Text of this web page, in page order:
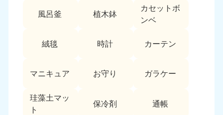
風呂釜 植木鉢
カセットボ
ンベ
絨毯 時計 カーテン
マニキュア お守り ガラケー
珪藻土マッ
ト
保冷剤 通帳
香川県
050-1880-9899
徳島県
050-1880-9898
9:00〜19:00 年中無休 9:00〜19:00 年中無休